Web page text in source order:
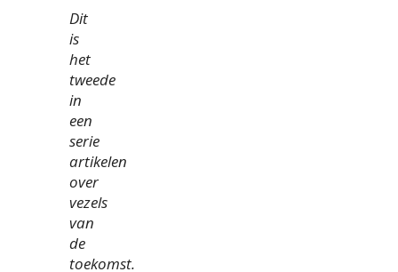
Dit
is
het
tweede
in
een
serie
artikelen
over
vezels
van
de
toekomst.